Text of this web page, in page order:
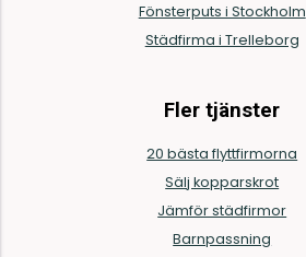
Fönsterputs i Stockholm
Städfirma i Trelleborg
Fler tjänster
20 bästa flyttfirmorna
Sälj kopparskrot
Jämför städfirmor
Barnpassning